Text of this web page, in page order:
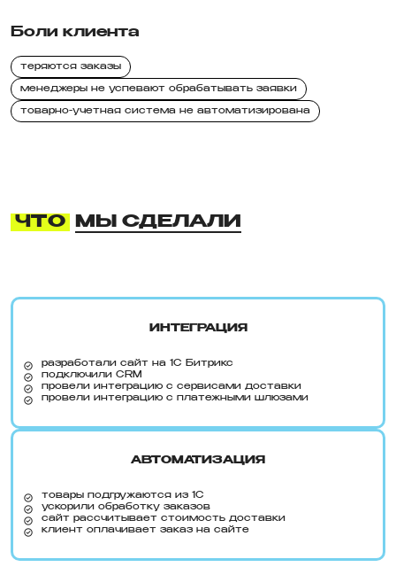
Боли клиента
теряются заказы
менеджеры не успевают обрабатывать заявки
товарно-учетная система не автоматизирована
ЧТО МЫ СДЕЛАЛИ
ИНТЕГРАЦИЯ
разработали сайт на 1С Битрикс
подключили CRM
провели интеграцию с сервисами доставки
провели интеграцию с платежными шлюзами
АВТОМАТИЗАЦИЯ
товары подгружаются из 1С
ускорили обработку заказов
сайт рассчитывает стоимость доставки
клиент оплачивает заказ на сайте